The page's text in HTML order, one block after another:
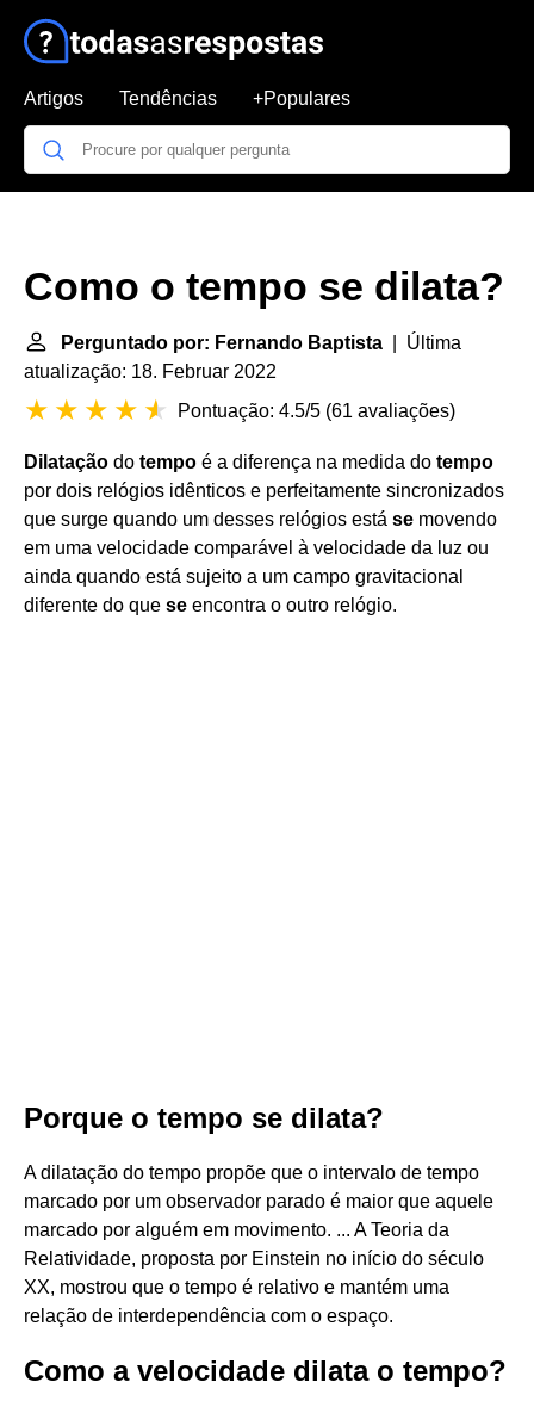
Artigos Tendências +Populares
Como o tempo se dilata?
Perguntado por: Fernando Baptista | Última
atualização: 18. Februar 2022
Pontuação: 4.5/5 (61 avaliações)
Dilatação do tempo é a diferença na medida do tempo
por dois relógios idênticos e perfeitamente sincronizados
que surge quando um desses relógios está se movendo
em uma velocidade comparável à velocidade da luz ou
ainda quando está sujeito a um campo gravitacional
diferente do que se encontra o outro relógio.
Porque o tempo se dilata?
A dilatação do tempo propõe que o intervalo de tempo
marcado por um observador parado é maior que aquele
marcado por alguém em movimento. ... A Teoria da
Relatividade, proposta por Einstein no início do século
XX, mostrou que o tempo é relativo e mantém uma
relação de interdependência com o espaço.
Como a velocidade dilata o tempo?